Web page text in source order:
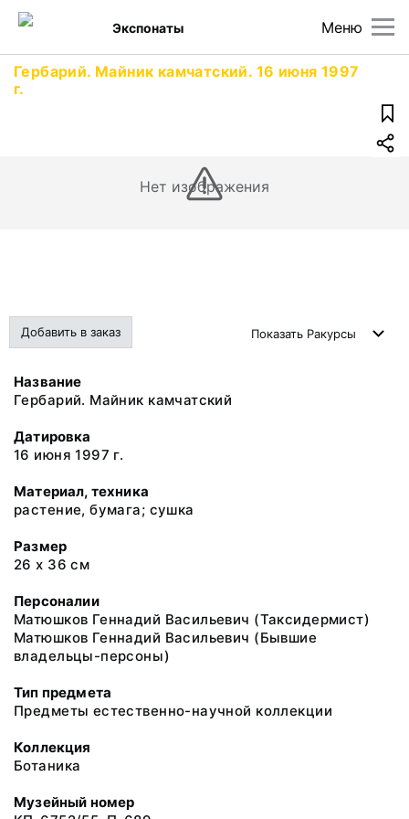
Меню
Экспонаты
Гербарий. Майник камчатский. 16 июня 1997
г.
Нет изображения
Добавить в заказ Показать Ракурсы
Название
Гербарий. Майник камчатский
Датировка
16 июня 1997 г.
Материал, техника
растение, бумага; сушка
Размер
26 х 36 см
Персоналии
Матюшков Геннадий Васильевич (Таксидермист)
Матюшков Геннадий Васильевич (Бывшие
владельцы-персоны)
Тип предмета
Предметы естественно-научной коллекции
Коллекция
Ботаника
Музейный номер